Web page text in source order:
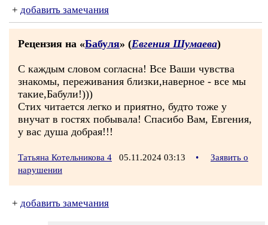
+ добавить замечания
Рецензия на «Бабуля» (Евгения Шумаева)
С каждым словом согласна! Все Ваши чувства
знакомы, переживания близки,наверное - все мы
такие,Бабули!)))
Стих читается легко и приятно, будто тоже у
внучат в гостях побывала! Спасибо Вам, Евгения,
у вас душа добрая!!!
Татьяна Котельникова 4 05.11.2024 03:13 •
Заявить о
нарушении
+ добавить замечания